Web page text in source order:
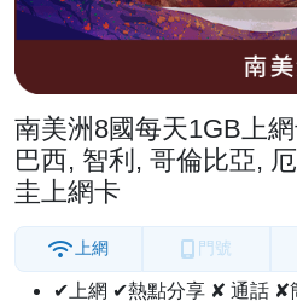
南美洲8國每天1GB上
巴西, 智利, 哥倫比亞,
圭上網卡
上網 門號
✔上網 ✔熱點分享 ✘ 通話 ✘